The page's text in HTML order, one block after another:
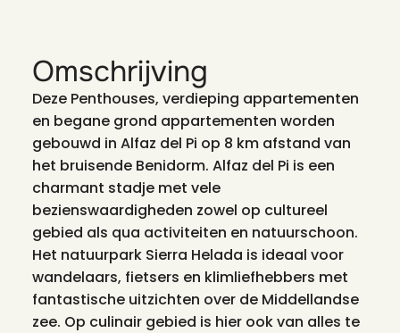
Omschrijving
Deze Penthouses, verdieping appartementen
en begane grond appartementen worden
gebouwd in Alfaz del Pi op 8 km afstand van
het bruisende Benidorm. Alfaz del Pi is een
charmant stadje met vele
bezienswaardigheden zowel op cultureel
gebied als qua activiteiten en natuurschoon.
Het natuurpark Sierra Helada is ideaal voor
wandelaars, fietsers en klimliefhebbers met
fantastische uitzichten over de Middellandse
zee. Op culinair gebied is hier ook van alles te